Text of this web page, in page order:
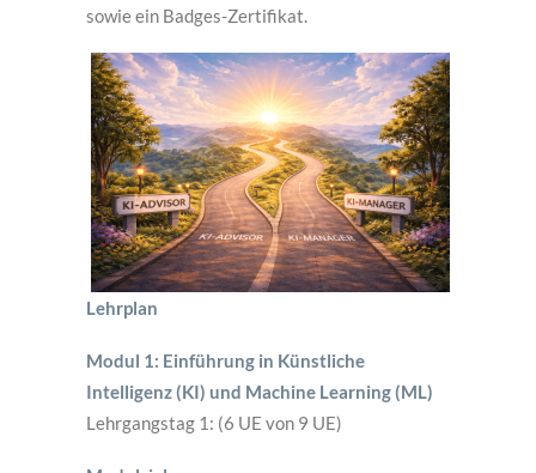
sowie ein Badges-Zertifikat.
Lehrplan
Modul 1: Einführung in Künstliche
Intelligenz (KI) und Machine Learning (ML)
Lehrgangstag 1: (6 UE von 9 UE)